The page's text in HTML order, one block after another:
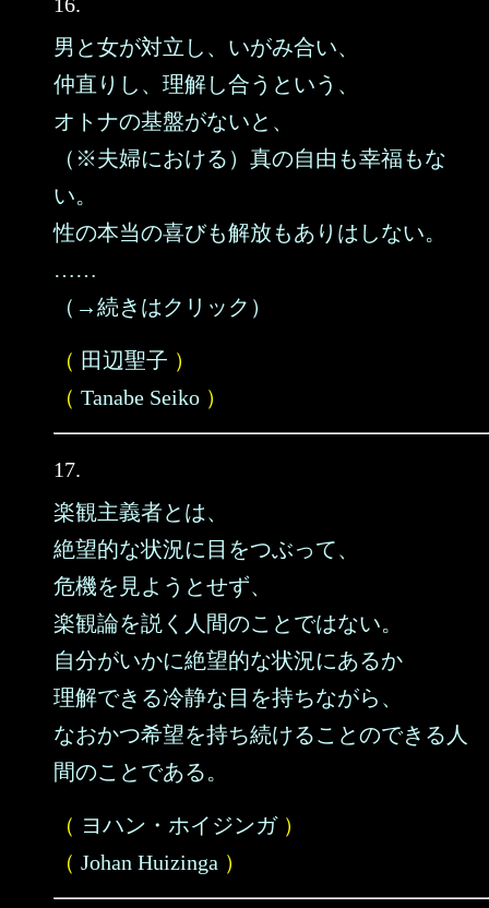
男と女が対立し、いがみ合い、
仲直りし、理解し合うという、
オトナの基盤がないと、
（※夫婦における）真の自由も幸福もな
い。
性の本当の喜びも解放もありはしない。
……
（→続きはクリック）
（ 田辺聖子 ）
（ Tanabe Seiko ）
17.
楽観主義者とは、
絶望的な状況に目をつぶって、
危機を見ようとせず、
楽観論を説く人間のことではない。
自分がいかに絶望的な状況にあるか
理解できる冷静な目を持ちながら、
なおかつ希望を持ち続けることのできる人
間のことである。
（ ヨハン・ホイジンガ）
（ Johan Huizinga ）